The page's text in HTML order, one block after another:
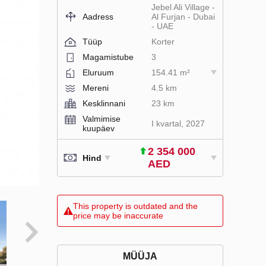
Aadress
Jebel Ali Village -
Al Furjan - Dubai
- UAE
Tüüp
Korter
Magamistube
3
Eluruum
154.41 m²
Mereni
4.5 km
Kesklinnani
23 km
Valmimise
kuupäev
I kvartal, 2027
Hind
2 354 000
AED
This property is outdated and the
price may be inaccurate
MÜÜJA